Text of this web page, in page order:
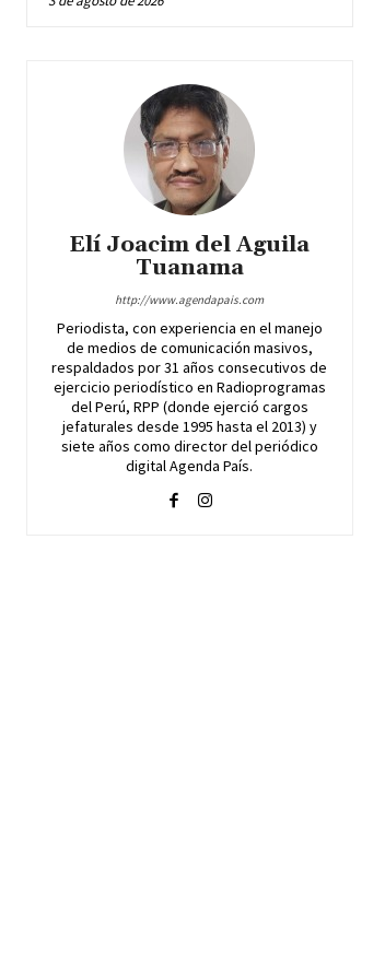
Elí Joacim del Aguila
Tuanama
http://www.agendapais.com
Periodista, con experiencia en el manejo
de medios de comunicación masivos,
respaldados por 31 años consecutivos de
ejercicio periodístico en Radioprogramas
del Perú, RPP (donde ejerció cargos
jefaturales desde 1995 hasta el 2013) y
siete años como director del periódico
digital Agenda País.